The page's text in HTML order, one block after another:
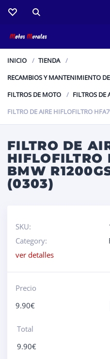
INICIO
TIENDA
RECAMBIOS Y MANTENIMIENTO
FILTROS DE MOTO
FILTROS DE
FILTRO DE AIRE HIFLOFILTRO
FILTRO DE
HIFLOFILTRO
BMW
(0303)
SKU:
Category:
ver detalles
Precio
9.90€
Total
9.90€